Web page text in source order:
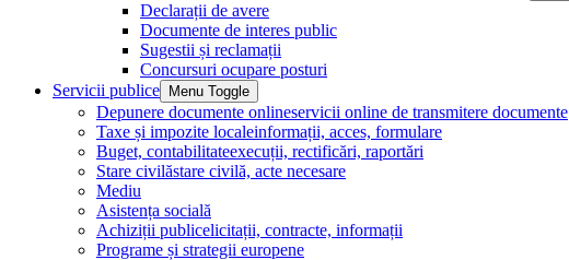
Declarații de avere
Documente de interes public
Sugestii și reclamații
Concursuri ocupare posturi
Servicii publice
Menu Toggle
Depunere documente onlineservicii online de transmitere documente
Taxe și impozite localeinformații, acces, formulare
Buget, contabilitateexecuții, rectificări, raportări
Stare civilăstare civilă, acte necesare
Mediu
Asistența socială
Achiziții publicelicitații, contracte, informații
Programe și strategii europene